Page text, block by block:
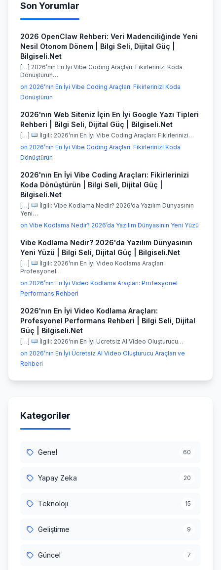
Son Yorumlar
2026 OpenClaw Rehberi: Veri Madenciliğinde Yeni
Nesil Otonom Dönem | Bilgi Seli, Dijital Güç |
Bilgiseli.Net
[…] 2026’nın En İyi Vibe Coding Araçları: Fikirlerinizi Koda
Dönüştürün…
on 2026’nın En İyi Vibe Coding Araçları: Fikirlerinizi Koda
Dönüştürün
2026'nın Web Siteniz İçin En İyi Google Yazı Tipleri
Rehberi | Bilgi Seli, Dijital Güç | Bilgiseli.Net
[…]
İlgili: 2026’nın En İyi Vibe Coding Araçları: Fikirlerinizi…
on 2026’nın En İyi Vibe Coding Araçları: Fikirlerinizi Koda
Dönüştürün
2026'nın En İyi Vibe Coding Araçları: Fikirlerinizi
Koda Dönüştürün | Bilgi Seli, Dijital Güç |
Bilgiseli.Net
[…]
İlgili: Vibe Kodlama Nedir? 2026’da Yazılım Dünyasının
Yeni…
on Vibe Kodlama Nedir? 2026’da Yazılım Dünyasının Yeni Yüzü
Vibe Kodlama Nedir? 2026'da Yazılım Dünyasının
Yeni Yüzü | Bilgi Seli, Dijital Güç | Bilgiseli.Net
[…]
İlgili: 2026’nın En İyi Video Kodlama Araçları:
Profesyonel…
on 2026’nın En İyi Video Kodlama Araçları: Profesyonel
Performans Rehberi
2026'nın En İyi Video Kodlama Araçları:
Profesyonel Performans Rehberi | Bilgi Seli, Dijital
Güç | Bilgiseli.Net
[…]
İlgili: 2026’nın En İyi Ücretsiz AI Video Oluşturucu…
on 2026’nın En İyi Ücretsiz AI Video Oluşturucu Araçları ve
Rehberi
Kategoriler
Genel 60
Yapay Zeka 20
Teknoloji 15
Geliştirme 9
Güncel 7